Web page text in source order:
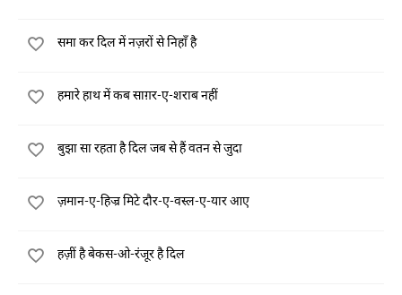
समा कर दिल में नज़रों से निहाँ है
हमारे हाथ में कब साग़र-ए-शराब नहीं
बुझा सा रहता है दिल जब से हैं वतन से जुदा
ज़मान-ए-हिज्र मिटे दौर-ए-वस्ल-ए-यार आए
हज़ीं है बेकस-ओ-रंजूर है दिल